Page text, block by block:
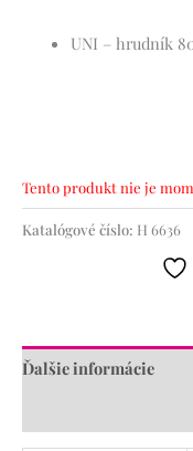
UNI – hrudník
Tento produkt nie je
Katalógové číslo: H 6636
Ďalšie informácie